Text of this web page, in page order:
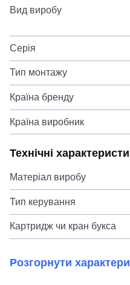
Вид виробу
Серія
Тип монтажу
Країна бренду
Країна виробник
Технічні
Матеріал виробу
Тип керування
Картридж чи кран букса
Розгорнути